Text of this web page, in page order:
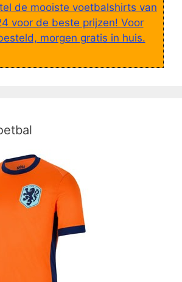
de mooiste voetbalshirts van
voor de beste prijzen! Voor
morgen gratis in huis.